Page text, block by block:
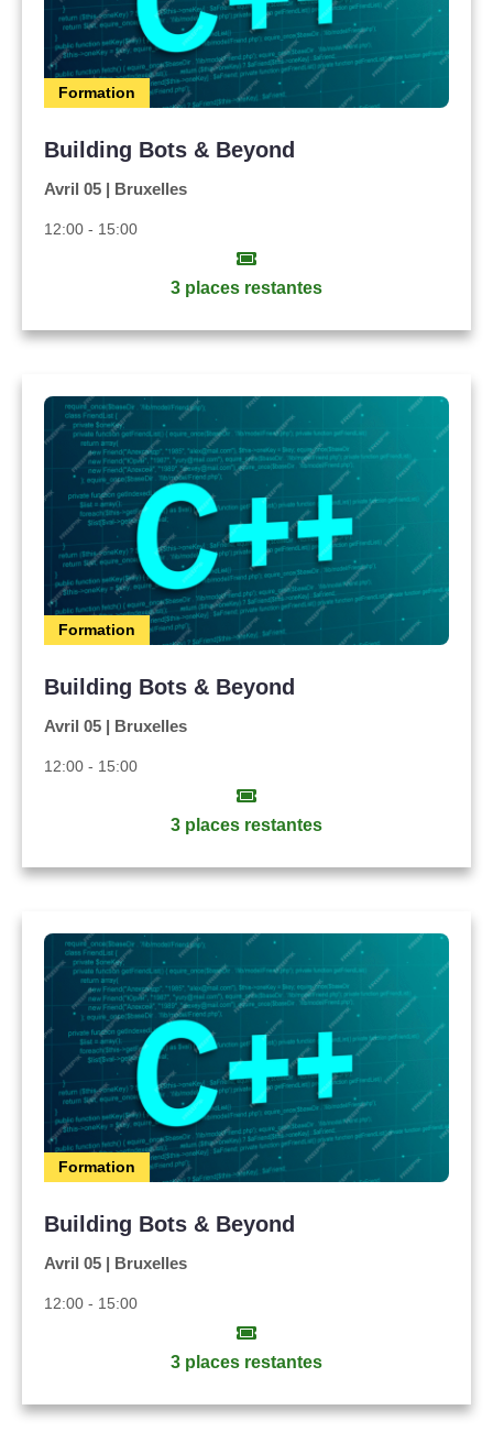
Formation
Building Bots & Beyond
Avril 05 | Bruxelles
12:00 - 15:00
3 places restantes
Formation
Building Bots & Beyond
Avril 05 | Bruxelles
12:00 - 15:00
3 places restantes
Formation
Building Bots & Beyond
Avril 05 | Bruxelles
12:00 - 15:00
3 places restantes